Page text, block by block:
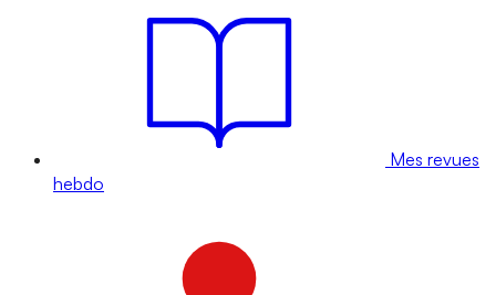
Mes revues
hebdo